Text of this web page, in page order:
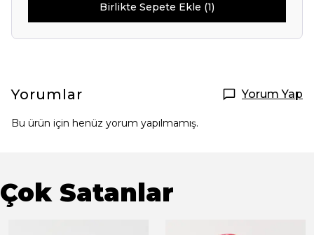
Birlikte Sepete Ekle (1)
Yorumlar Yorum Yap
Bu ürün için henüz yorum yapılmamış.
Çok Satanlar